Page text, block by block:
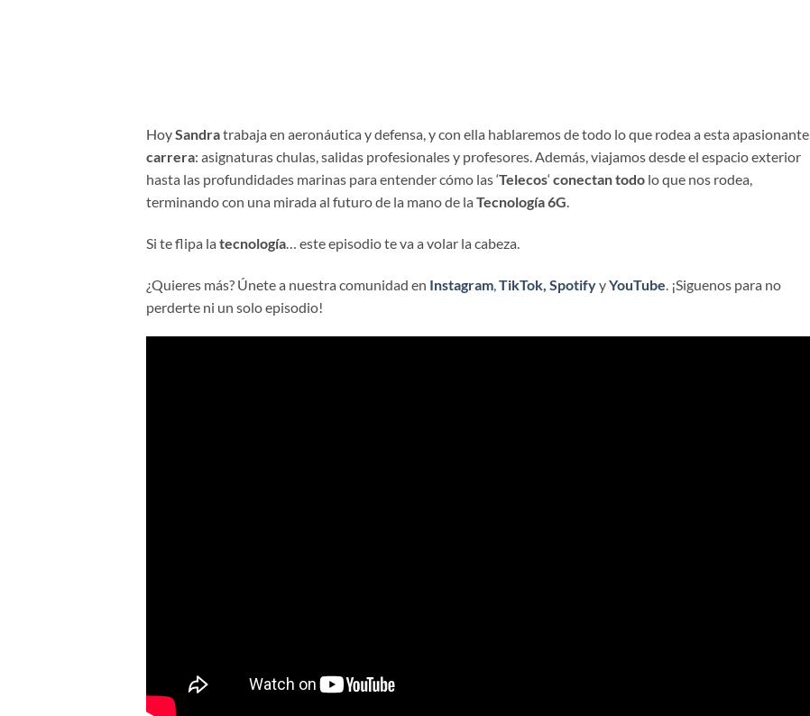
HoySandratrabaja en aeronáutica y defensa, y con ella hablaremos de todo lo que rodea a esta apasionante
carrera: asignaturas chulas, salidas profesionales y profesores. Además, viajamos desde el espacio exterior
hasta las profundidades marinas para entender cómo las ‘Telecos‘conectan todo lo que nos rodea,
terminando con una mirada al futuro de la mano de la Tecnología 6G.
Si te flipa la tecnología… este episodio te va a volar la cabeza.
¿Quieres más? Únete a nuestra comunidad en Instagram TikTok SpotifyyYouTube . ¡Siguenos para no
perderte ni un solo episodio!